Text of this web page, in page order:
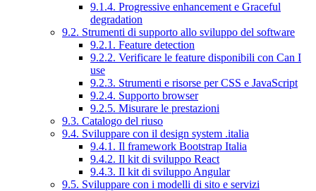
9.1.4. Progressive enhancement e Graceful
degradation
9.2. Strumenti di supporto allo sviluppo del software
9.2.1. Feature detection
9.2.2. Verificare le feature disponibili con Can I
use
9.2.3. Strumenti e risorse per CSS e JavaScript
9.2.4. Supporto browser
9.2.5. Misurare le prestazioni
9.3. Catalogo del riuso
9.4. Sviluppare con il design system .italia
9.4.1. Il framework Bootstrap Italia
9.4.2. Il kit di sviluppo React
9.4.3. Il kit di sviluppo Angular
9.5. Sviluppare con i modelli di sito e servizi